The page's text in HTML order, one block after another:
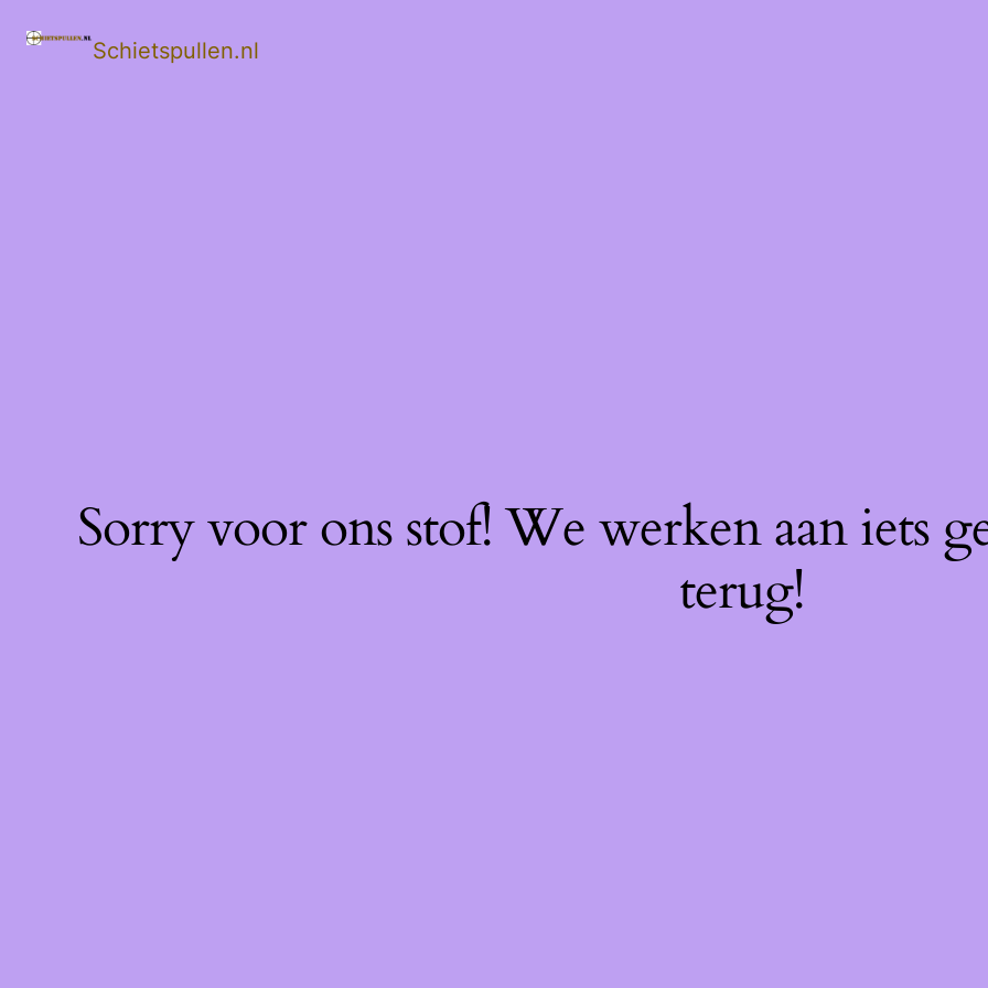
Schietspullen.nl
Sorry voor ons stof! We werken aan iets
terug!